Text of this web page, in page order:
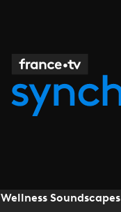
Wellness Soundscapes